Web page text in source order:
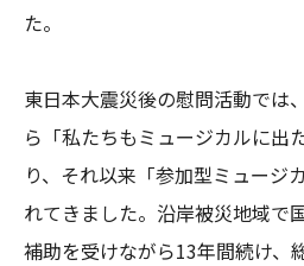
た。
東日本大震災後の慰問活動では
ら「私たちもミュージカルに出
り、それ以来「参加型ミュージ
れてきました。沿岸被災地域で
補助を受けながら13年間続け、